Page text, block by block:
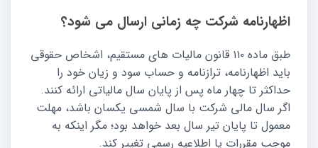
اظهارنامه شرکت چه زمانی ارسال می شود؟
طبق ماده ۱۱۰ قانون مالیات های مستقیم، اشخاص حقوقی
باید اظهارنامه، ترازنامه و حساب سود و زیان خود را
حداکثر تا چهار ماه پس از پایان سال مالیاتی ارائه کنند.
اگر سال مالی شرکت با سال شمسی یکسان باشد، مهلت
معمول تا پایان تیر سال بعد خواهد بود؛ مگر اینکه به
موجب مقررات یا اطلاعیه رسمی تغییر کند.